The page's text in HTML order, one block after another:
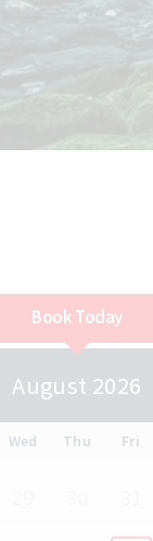
Book Today
August 2026
Wed Thu Fri